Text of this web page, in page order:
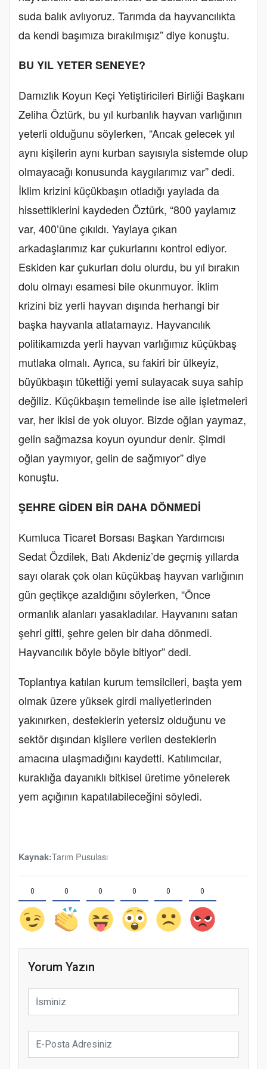
suda balık avlıyoruz. Tarımda da hayvancılıkta
da kendi başımıza bırakılmışız” diye konuştu.
BU YIL YETER SENEYE?
Damızlık Koyun Keçi Yetiştiricileri Birliği Başkanı
Zeliha Öztürk, bu yıl kurbanlık hayvan varlığının
yeterli olduğunu söylerken, “Ancak gelecek yıl
aynı kişilerin aynı kurban sayısıyla sistemde olup
olmayacağı konusunda kaygılarımız var” dedi.
İklim krizini küçükbaşın otladığı yaylada da
hissettiklerini kaydeden Öztürk, “800 yaylamız
var, 400’üne çıkıldı. Yaylaya çıkan
arkadaşlarımız kar çukurlarını kontrol ediyor.
Eskiden kar çukurları dolu olurdu, bu yıl bırakın
dolu olmayı esamesi bile okunmuyor. İklim
krizini biz yerli hayvan dışında herhangi bir
başka hayvanla atlatamayız. Hayvancılık
politikamızda yerli hayvan varlığımız küçükbaş
mutlaka olmalı. Ayrıca, su fakiri bir ülkeyiz,
büyükbaşın tükettiği yemi sulayacak suya sahip
değiliz. Küçükbaşın temelinde ise aile işletmeleri
var, her ikisi de yok oluyor. Bizde oğlan yaymaz,
gelin sağmazsa koyun oyundur denir. Şimdi
oğlan yaymıyor, gelin de sağmıyor” diye
konuştu.
ŞEHRE GİDEN BİR DAHA DÖNMEDİ
Kumluca Ticaret Borsası Başkan Yardımcısı
Sedat Özdilek, Batı Akdeniz’de geçmiş yıllarda
sayı olarak çok olan küçükbaş hayvan varlığının
gün geçtikçe azaldığını söylerken, “Önce
ormanlık alanları yasakladılar. Hayvanını satan
şehri gitti, şehre gelen bir daha dönmedi.
Hayvancılık böyle böyle bitiyor” dedi.
Toplantıya katılan kurum temsilcileri, başta yem
olmak üzere yüksek girdi maliyetlerinden
yakınırken, desteklerin yetersiz olduğunu ve
sektör dışından kişilere verilen desteklerin
amacına ulaşmadığını kaydetti. Katılımcılar,
kuraklığa dayanıklı bitkisel üretime yönelerek
yem açığının kapatılabileceğini söyledi.
Kaynak:Tarım Pusulası
0 0 0 0 0 0
Yorum Yazın